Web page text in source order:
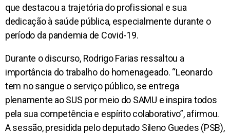
que destacou a trajetória do profissional e sua
dedicação à saúde pública, especialmente durante o
período da pandemia de Covid-19.
Durante o discurso, Rodrigo Farias ressaltou a
importância do trabalho do homenageado. “Leonardo
tem no sangue o serviço público, se entrega
plenamente ao SUS por meio do SAMU e inspira todos
pela sua competência e espírito colaborativo”, afirmou.
A sessão, presidida pelo deputado Sileno Guedes (PSB),